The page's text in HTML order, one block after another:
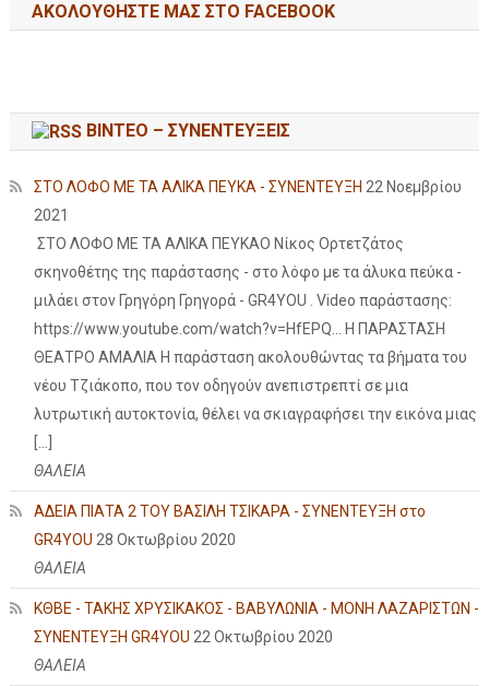
ΑΚΟΛΟΥΘΉΣΤΕ ΜΑΣ ΣΤΟ FACEBOOK
ΒΙΝΤΕΟ – ΣΥΝΕΝΤΕΥΞΕΙΣ
ΣΤΟ ΛΟΦΟ ΜΕ ΤΑ ΑΛΙΚΑ ΠΕΥΚΑ - ΣΥΝΕΝΤΕΥΞΗ 22 Νοεμβρίου
2021
ΣΤΟ ΛΟΦΟ ΜΕ ΤΑ ΑΛΙΚΑ ΠΕΥΚΑΟ Νίκος Ορτετζάτος
σκηνοθέτης της παράστασης - στο λόφο με τα άλυκα πεύκα -
μιλάει στον Γρηγόρη Γρηγορά - GR4YOU . Video παράστασης:
https://www.youtube.com/watch?v=HfEPQ... Η ΠΑΡΑΣΤΑΣΗ
ΘΕΑΤΡΟ ΑΜΑΛΙΑ Η παράσταση ακολουθώντας τα βήματα του
νέου Τζιάκοπο, που τον οδηγούν ανεπιστρεπτί σε μια
λυτρωτική αυτοκτονία, θέλει να σκιαγραφήσει την εικόνα μιας
[…]
ΘΑΛΕΙΑ
ΑΔΕΙΑ ΠΙΑΤΑ 2 ΤΟΥ ΒΑΣΙΛΗ ΤΣΙΚΑΡΑ - ΣΥΝΕΝΤΕΥΞΗ στο
GR4YOU 28 Οκτωβρίου 2020
ΘΑΛΕΙΑ
ΚΘΒΕ - ΤΑΚΗΣ ΧΡΥΣΙΚΑΚΟΣ - ΒΑΒΥΛΩΝΙΑ - ΜΟΝΗ ΛΑΖΑΡΙΣΤΩΝ -
ΣΥΝΕΝΤΕΥΞΗ GR4YOU 22 Οκτωβρίου 2020
ΘΑΛΕΙΑ